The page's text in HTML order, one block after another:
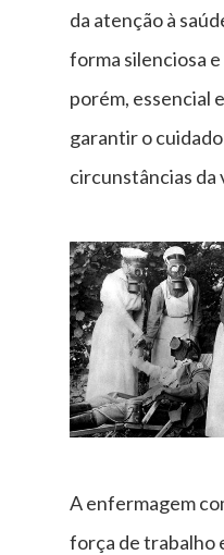
da atenção à
forma silenciosa
porém, essencial
garantir o
circunstâncias da
A enfermagem
força de trabalho